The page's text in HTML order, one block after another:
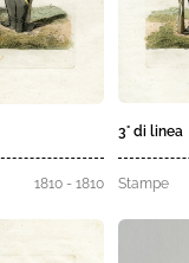
1810 - 1810
3° di linea
Stampe